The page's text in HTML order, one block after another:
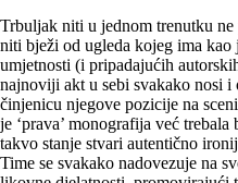
Trbuljak niti u jednom trenutku
niti bježi od ugleda kojeg ima kao
umjetnosti (i pripadajućih
najnoviji akt u sebi svakako nosi
činjenicu njegove pozicije na
je ‘prava’ monografija već
takvo stanje stvari autentično
Time se svakako nadovezuje na